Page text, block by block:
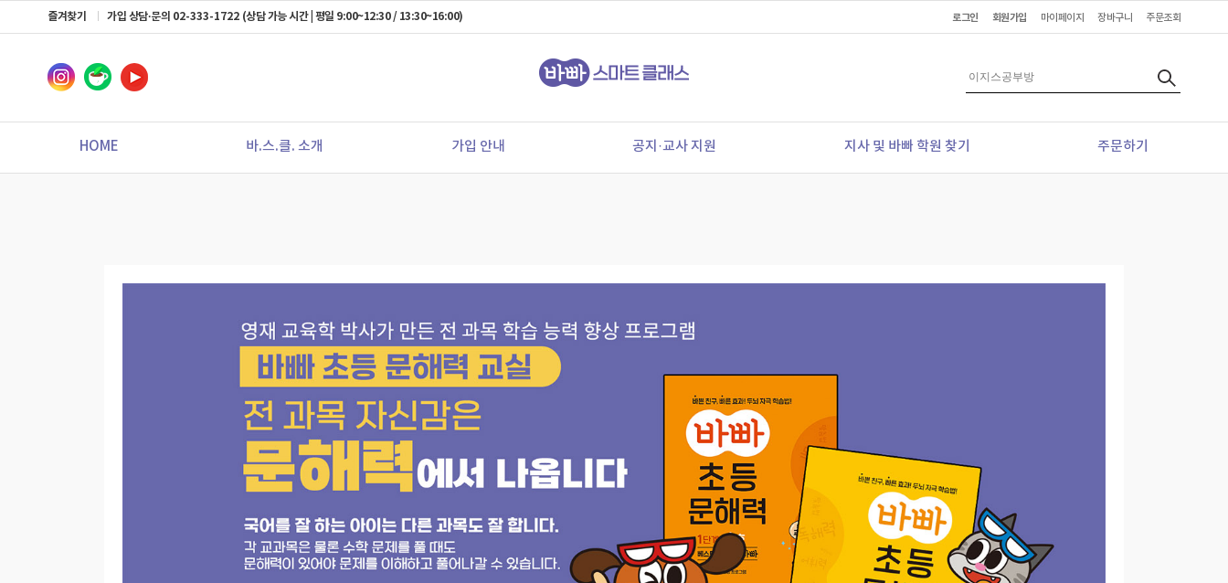
즐겨찾기 가입 상담·문의 02-333-1722 (상담 가능 시간 | 평일 9:00~12:30 / 13:30~16:00) 로그인 회원가입 마이페이지 장바구니 주문조회
HOME 바.스.클. 소개 가입 안내 공지·교사 지원 지사 및 바빠 학원 찾기 주문하기